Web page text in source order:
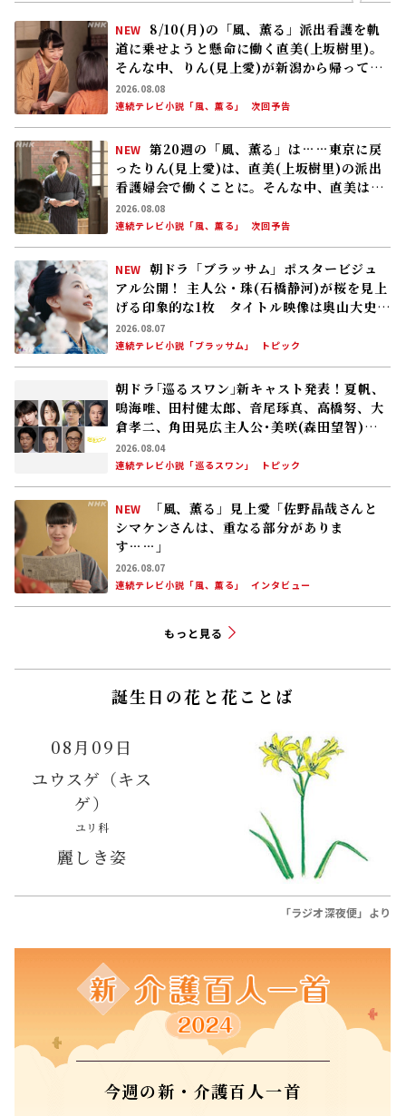
NEW
8/10(月)の「風、薫る」派出看護を軌
道に乗せようと懸命に働く直美(上坂樹里)。
そんな中、りん(見上愛)が新潟から帰ってく
る
2026.08.08
連続テレビ小説「風、薫る」
次回予告
NEW 第20週の「風、薫る」は……東京に戻
ったりん(見上愛)は、直美(上坂樹里)の派出
看護婦会で働くことに。そんな中、直美は自
分の理想とした無償の看護を始める
2026.08.08
連続テレビ小説「風、薫る」
次回予告
NEW 朝ドラ「ブラッサム」ポスタービジュ
アル公開！ 主人公・珠(石橋静河)が桜を見上
げる印象的な1枚 タイトル映像は奥山大史監
督、語りは三條雅幸アナ 2026年度後期放
送
2026.08.07
連続テレビ小説「ブラッサム」
トピック
朝ドラ｢巡るスワン｣新キャスト発表！夏帆、
鳴海唯、田村健太郎、音尾琢真、高橋努、大
倉孝二、角田晃広――主人公･美咲(森田望智)が
交流する警察署の人々 2027年度前期放送
2026.08.04
連続テレビ小説「巡るスワン」
トピック
NEW
「風、薫る」見上愛「佐野晶哉さんと
シマケンさんは、重なる部分がありま
す……」
2026.08.07
連続テレビ小説「風、薫る」
インタビュー
もっと見る
誕生日の花と花ことば
08月09日
ユウスゲ（キス
ゲ）
ユリ科
麗しき姿
「ラジオ深夜便」より
今週の新・介護百人一首